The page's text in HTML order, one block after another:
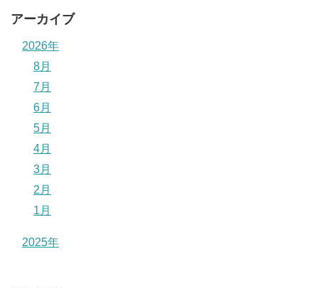
アーカイブ
2026年
8月
7月
6月
5月
4月
3月
2月
1月
2025年